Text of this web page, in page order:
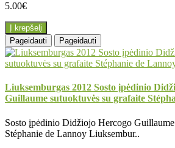
5.00€
Į krepšelį
Pageidauti
Pageidauti
Liuksemburgas 2012 Sosto įpėdinio
Guillaume sutuoktuvės su grafaite
Sosto įpėdinio Didžiojo Hercogo
Stéphanie de Lannoy Liuksembur..